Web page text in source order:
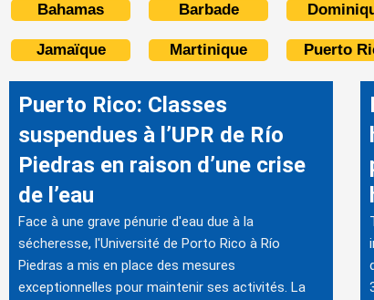
Bahamas Barbade
Jamaïque Martinique Puerto
Puerto Rico: Classes
suspendues à l’UPR de Río
Piedras en raison d’une crise
de l’eau
Face à une grave pénurie d'eau due à la
sécheresse, l'Université de Porto Rico à Río
Piedras a mis en place des mesures
exceptionnelles pour maintenir ses activités. La